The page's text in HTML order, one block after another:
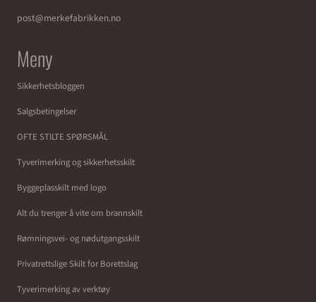
post@merkefabrikken.no
Meny
Sikkerhetsbloggen
Salgsbetingelser
OFTE STILTE SPØRSMÅL
Tyverimerking og sikkerhetsskilt
Byggeplasskilt med logo
Alt du trenger å vite om brannskilt
Rømningsvei- og nødutgangsskilt
Privatrettslige Skilt for Borettslag
Tyverimerking av verktøy